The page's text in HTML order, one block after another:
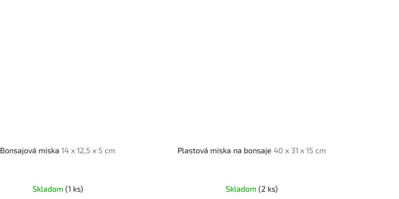
Bonsajová miska 14 x 12,5 x 5 cm
Skladom (1 ks)
Plastová miska na bonsaje 40 x 31 x 15 cm
Skladom (2 ks)